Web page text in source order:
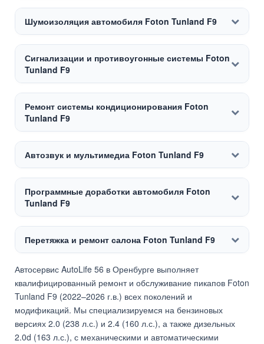
Шумоизоляция автомобиля Foton Tunland F9
Сигнализации и противоугонные системы Foton
Tunland F9
Ремонт системы кондиционирования Foton
Tunland F9
Автозвук и мультимедиа Foton Tunland F9
Программные доработки автомобиля Foton
Tunland F9
Перетяжка и ремонт салона Foton Tunland F9
Автосервис AutoLife 56 в Оренбурге выполняет
квалифицированный ремонт и обслуживание пикапов Foton
Tunland F9 (2022–2026 г.в.) всех поколений и
модификаций. Мы специализируемся на бензиновых
версиях 2.0 (238 л.с.) и 2.4 (160 л.с.), а также дизельных
2.0d (163 л.с.), с механическими и автоматическими